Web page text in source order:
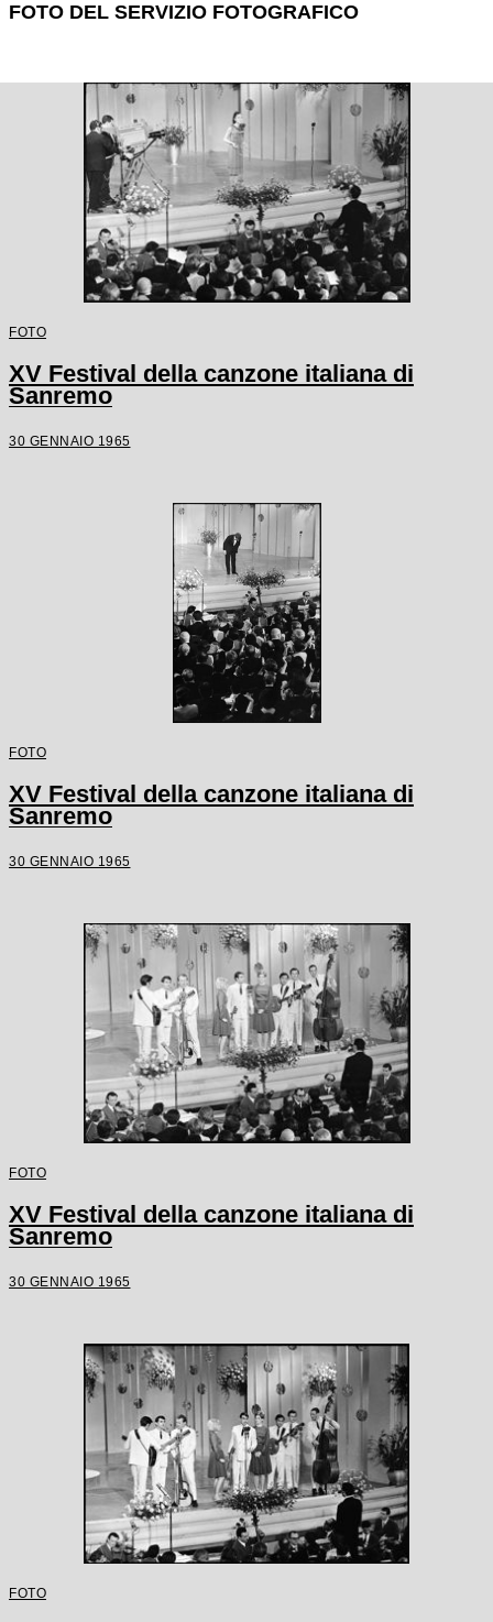
FOTO DEL SERVIZIO FOTOGRAFICO
FOTO
XV Festival della canzone italiana di
Sanremo
30 GENNAIO 1965
FOTO
XV Festival della canzone italiana di
Sanremo
30 GENNAIO 1965
FOTO
XV Festival della canzone italiana di
Sanremo
30 GENNAIO 1965
FOTO